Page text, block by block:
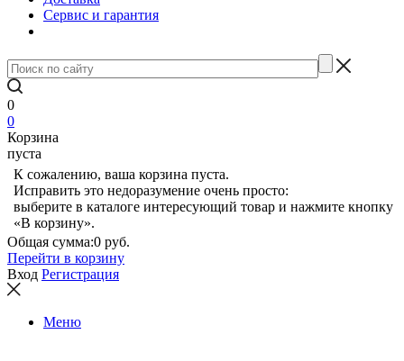
Сервис и гарантия
0
0
Корзина
пуста
К сожалению, ваша корзина пуста.
Исправить это недоразумение очень просто:
выберите в каталоге интересующий товар и нажмите кнопку
«В корзину».
Общая сумма:0 руб.
Перейти в корзину
Вход Регистрация
Меню